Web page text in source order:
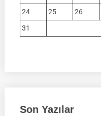
24
25 26
31
Son Yazılar